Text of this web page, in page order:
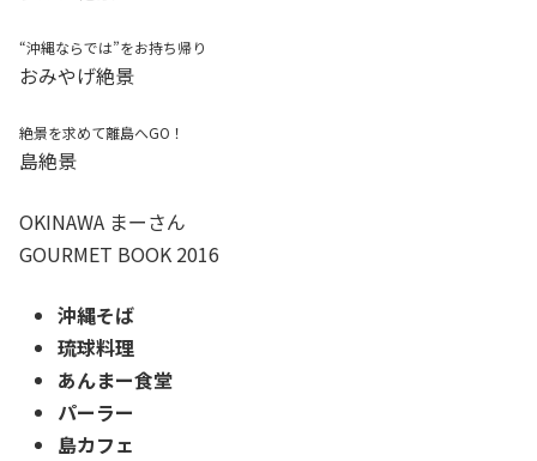
“沖縄ならでは”をお持ち帰り
おみやげ絶景
絶景を求めて離島へGO！
島絶景
OKINAWA まーさん
GOURMET BOOK 2016
沖縄そば
琉球料理
あんまー食堂
パーラー
島カフェ